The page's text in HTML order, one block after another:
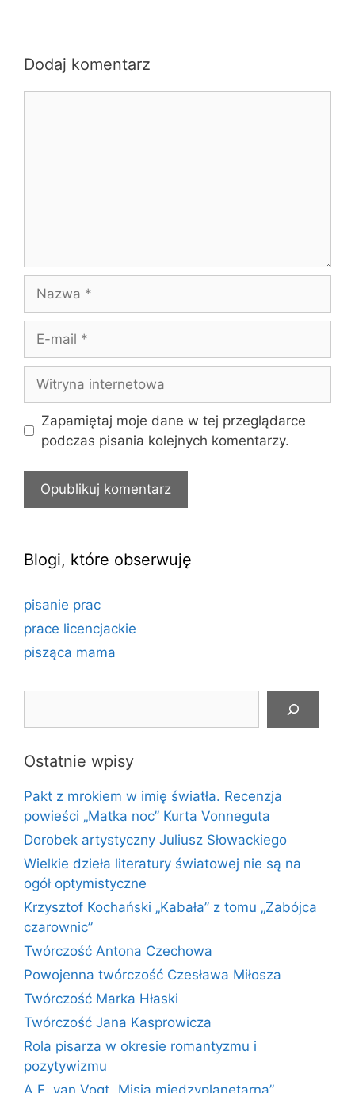
Dodaj komentarz
mail
internetowa
Zapamiętaj moje dane w tej przeglądarce
podczas pisania kolejnych komentarzy.
Blogi, które obserwuję
pisanie prac
prace licencjackie
pisząca mama
Ostatnie wpisy
Pakt z mrokiem w imię światła. Recenzja
powieści „Matka noc” Kurta Vonneguta
Dorobek artystyczny Juliusz Słowackiego
Wielkie dzieła literatury światowej nie są na
ogół optymistyczne
Krzysztof Kochański „Kabała” z tomu „Zabójca
czarownic”
Twórczość Antona Czechowa
Powojenna twórczość Czesława Miłosza
Twórczość Marka Hłaski
Twórczość Jana Kasprowicza
Rola pisarza w okresie romantyzmu i
pozytywizmu
A.E. van Vogt „Misja międzyplanetarna”